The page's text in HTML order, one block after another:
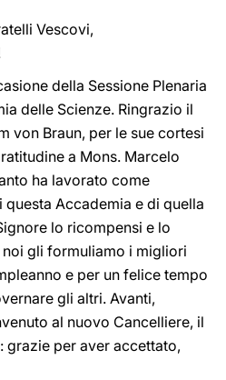
Vescovi,
della Sessione Plenaria
delle Scienze. Ringrazio il
von Braun, per le sue cortesi
a Mons. Marcelo
ha lavorato come
Accademia e di quella
lo ricompensi e lo
gli formuliamo i migliori
e per un felice tempo
gli altri. Avanti,
al nuovo Cancelliere, il
grazie per aver accettato,